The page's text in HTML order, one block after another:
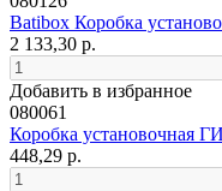
Batibox Коробка
2 133,30 р.
Добавить в избранное
080061
Коробка установочная
448,29 р.